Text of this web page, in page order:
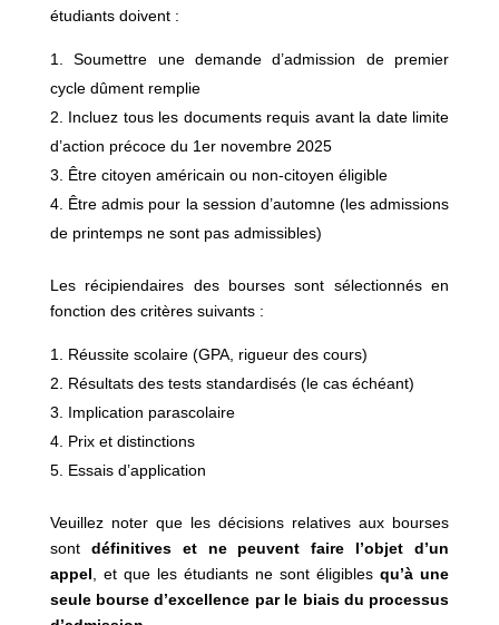
étudiants doivent :
Soumettre une demande d’admission de premier
cycle dûment remplie
Incluez tous les documents requis avant la date limite
d’action précoce du 1er novembre 2025
Être citoyen américain ou non-citoyen éligible
Être admis pour la session d’automne (les admissions
de printemps ne sont pas admissibles)
Les récipiendaires des bourses sont sélectionnés en
fonction des critères suivants :
Réussite scolaire (GPA, rigueur des cours)
Résultats des tests standardisés (le cas échéant)
Implication parascolaire
Prix et distinctions
Essais d’application
Veuillez noter que les décisions relatives aux bourses
sont définitives et ne peuvent faire l’objet d’un
appel , et que les étudiants ne sont éligiblesqu’à une
seule bourse d’excellence par le biais du processus